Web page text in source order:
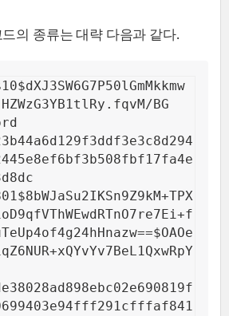
의 종류는 대략 다음과 같다.
BG